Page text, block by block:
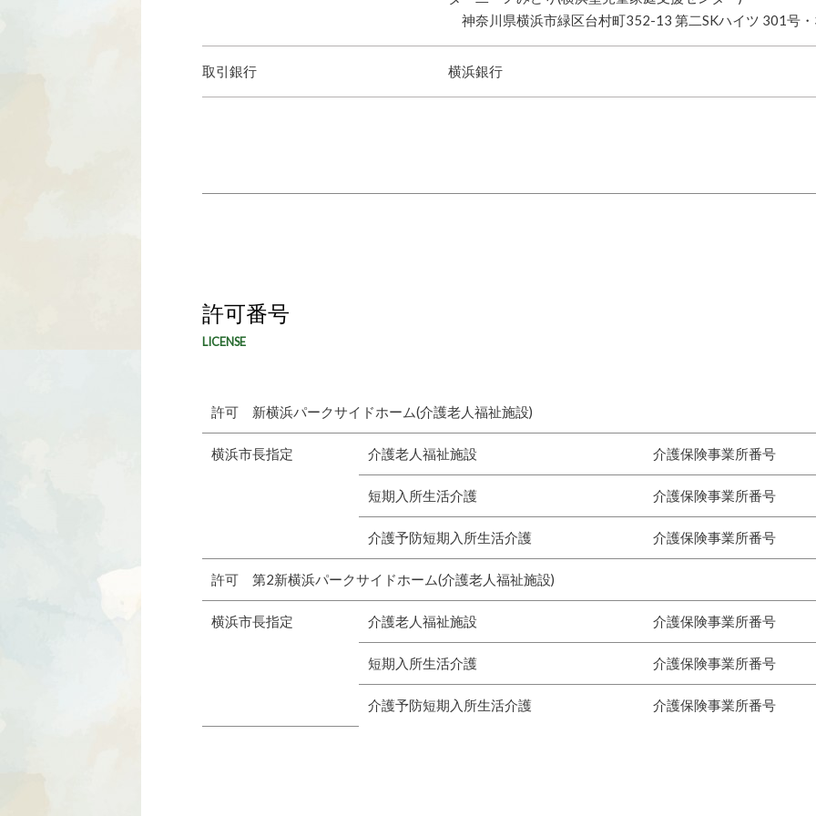
神奈川県横浜市緑区台村町352-13 第二SKハイツ 301号
取引銀行 横浜銀行
許可番号
LICENSE
許可 新横浜パークサイドホーム(介護老人福祉施設)
横浜市長指定 介護老人福祉施設 介護保険事業所番号
短期入所生活介護 介護保険事業所番号
介護予防短期入所生活介護 介護保険事業所番号
許可 第2新横浜パークサイドホーム(介護老人福祉施設)
横浜市長指定 介護老人福祉施設 介護保険事業所番号
短期入所生活介護 介護保険事業所番号
介護予防短期入所生活介護 介護保険事業所番号